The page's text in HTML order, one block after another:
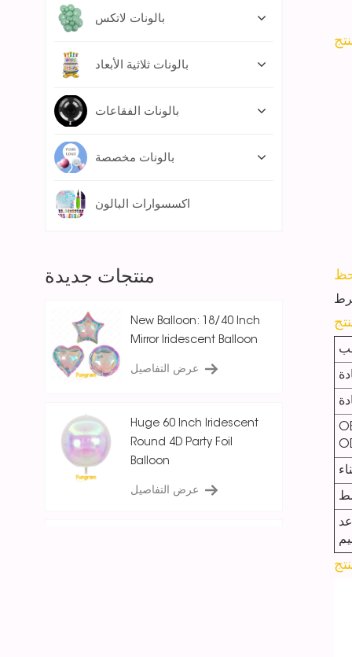
بالونات لاتكس
بالونات ثلاثية الأبعاد
بالونات الفقاعات
بالونات مخصصة
اكسسوارات البالون
منتجات جديدة
New Balloon: 18/40 Inch
Mirror Iridescent Balloon
عرض التفاصيل
Huge 60 Inch Iridescent
Round 4D Party Foil
Balloon
عرض التفاصيل